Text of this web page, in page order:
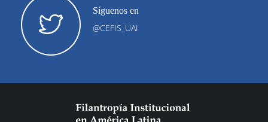
Síguenos en
@CEFIS_UAI